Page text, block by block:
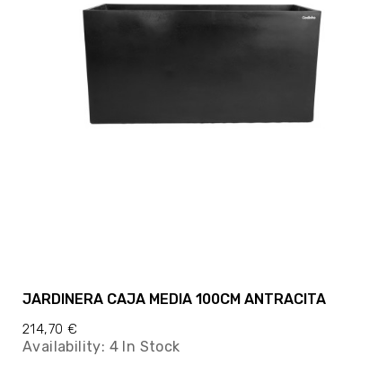
JARDINERA CAJA MEDIA 100CM ANTRACITA
214,70 €
Availability: 4 In Stock